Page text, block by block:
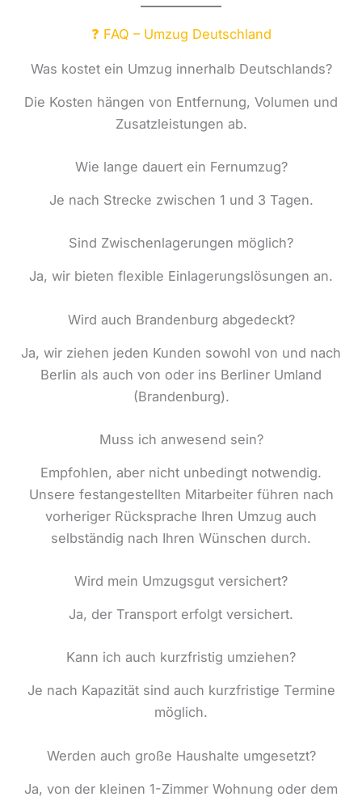
❓ FAQ – Umzug Deutschland
Was kostet ein Umzug innerhalb Deutschlands?
Die Kosten hängen von Entfernung, Volumen und
Zusatzleistungen ab.
Wie lange dauert ein Fernumzug?
Je nach Strecke zwischen 1 und 3 Tagen.
Sind Zwischenlagerungen möglich?
Ja, wir bieten flexible Einlagerungslösungen an.
Wird auch Brandenburg abgedeckt?
Ja, wir ziehen jeden Kunden sowohl von und nach
Berlin als auch von oder ins Berliner Umland
(Brandenburg).
Muss ich anwesend sein?
Empfohlen, aber nicht unbedingt notwendig.
Unsere festangestellten Mitarbeiter führen nach
vorheriger Rücksprache Ihren Umzug auch
selbständig nach Ihren Wünschen durch.
Wird mein Umzugsgut versichert?
Ja, der Transport erfolgt versichert.
Kann ich auch kurzfristig umziehen?
Je nach Kapazität sind auch kurzfristige Termine
möglich.
Werden auch große Haushalte umgesetzt?
Ja, von der kleinen 1-Zimmer Wohnung oder dem